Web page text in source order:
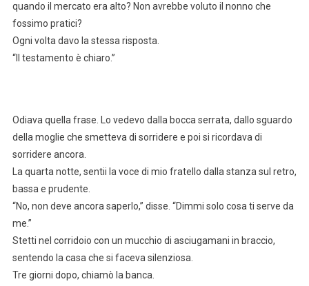
quando il mercato era alto? Non avrebbe voluto il nonno che
fossimo pratici?
Ogni volta davo la stessa risposta.
“Il testamento è chiaro.”
Odiava quella frase. Lo vedevo dalla bocca serrata, dallo sguardo
della moglie che smetteva di sorridere e poi si ricordava di
sorridere ancora.
La quarta notte, sentii la voce di mio fratello dalla stanza sul retro,
bassa e prudente.
“No, non deve ancora saperlo,” disse. “Dimmi solo cosa ti serve da
me.”
Stetti nel corridoio con un mucchio di asciugamani in braccio,
sentendo la casa che si faceva silenziosa.
Tre giorni dopo, chiamò la banca.